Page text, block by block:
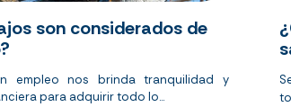
son considerados de
empleo nos brinda tranquilidad y
para adquirir todo lo...